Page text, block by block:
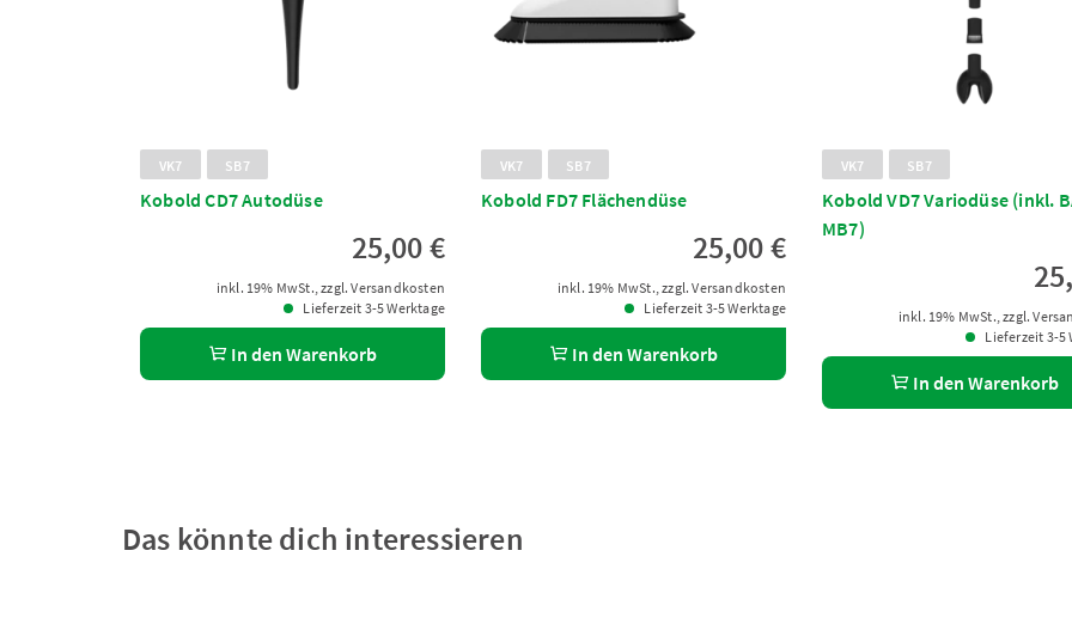
VK7 SB7
Kobold CD7 Autodüse
25,00 €
inkl. 19% MwSt., zzgl. Versandkosten
Lieferzeit 3-5 Werktage
In den Warenkorb
VK7 SB7
Kobold FD7 Flächendüse
25,00 €
inkl. 19% MwSt., zzgl. Versandkosten
Lieferzeit 3-5 Werktage
In den Warenkorb
VK7 SB7
Kobold VD7 Variodüse (inkl.
MB7)
inkl. 19% MwSt., zzgl.
Lieferzeit 3-5
In den Warenkorb
Das könnte dich interessieren